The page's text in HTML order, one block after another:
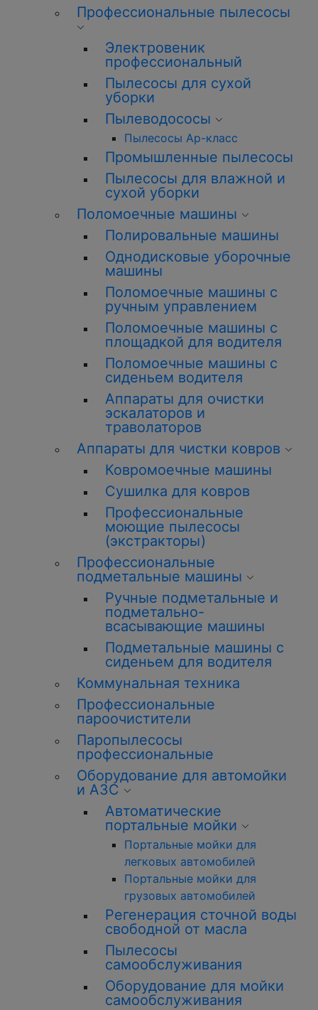
Профессиональные пылесосы
Электровеник
профессиональный
Пылесосы для сухой
уборки
Пылеводососы
Пылесосы Ар-класс
Промышленные пылесосы
Пылесосы для влажной и
сухой уборки
Поломоечные машины
Полировальные машины
Однодисковые уборочные
машины
Поломоечные машины с
ручным управлением
Поломоечные машины с
площадкой для водителя
Поломоечные машины с
сиденьем водителя
Аппараты для очистки
эскалаторов и
траволаторов
Аппараты для чистки ковров
Ковромоечные машины
Сушилка для ковров
Профессиональные
моющие пылесосы
(экстракторы)
Профессиональные
подметальные машины
Ручные подметальные и
подметально-
всасывающие машины
Подметальные машины с
сиденьем для водителя
Коммунальная техника
Профессиональные
пароочистители
Паропылесосы
профессиональные
Оборудование для автомойки
и АЗС
Автоматические
портальные мойки
Портальные мойки для
легковых автомобилей
Портальные мойки для
грузовых автомобилей
Регенерация сточной воды
свободной от масла
Пылесосы
самообслуживания
Оборудование для мойки
самообслуживания